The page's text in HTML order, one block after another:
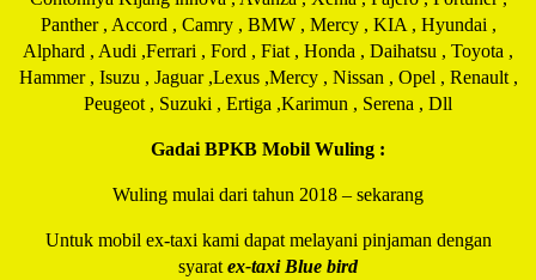
Panther , Accord , Camry , BMW , Mercy , KIA , Hyundai ,
Alphard , Audi ,Ferrari , Ford , Fiat , Honda , Daihatsu , Toyota ,
Hammer , Isuzu , Jaguar ,Lexus ,Mercy , Nissan , Opel , Renault ,
Peugeot , Suzuki , Ertiga ,Karimun , Serena , Dll
Gadai BPKB Mobil Wuling :
Wuling mulai dari tahun 2018 – sekarang
Untuk mobil ex-taxi kami dapat melayani pinjaman dengan
syaratex-taxi Blue bird